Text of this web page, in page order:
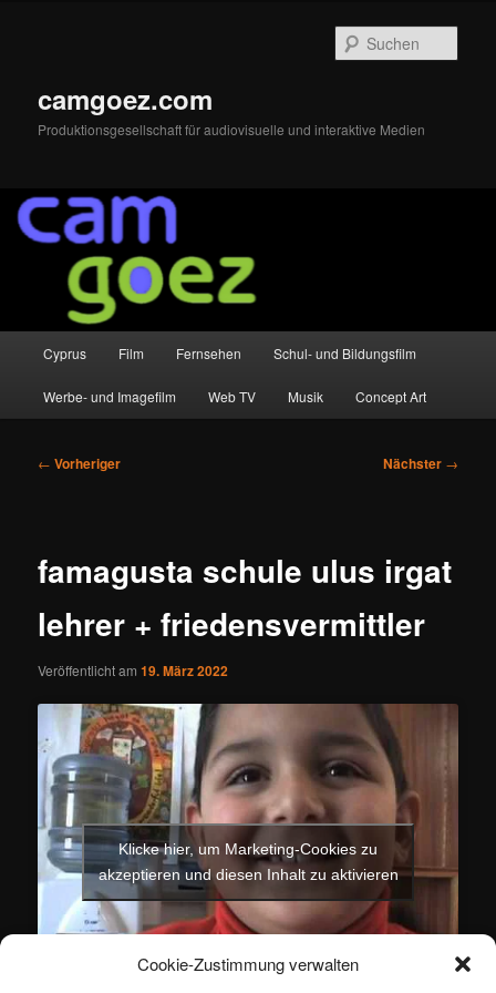
Cookie-Zustimmung verwalten
camgoez.com
Produktionsgesellschaft für audiovisuelle und interaktive Medien
Cyprus Film Fernsehen Schul- und Bildungsfilm
Werbe- und Imagefilm Web TV Musik Concept Art
Beitragsnavigation
← Vorheriger Nächster →
famagusta schule ulus irgat
lehrer + friedensvermittler
Veröffentlicht am19. März 2022
Klicke hier, um Marketing-Cookies zu
akzeptieren und diesen Inhalt zu aktivieren